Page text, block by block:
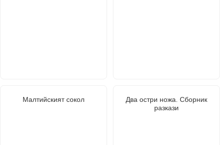
Малтийският сокол
Два остри ножа. Сборник
разкази